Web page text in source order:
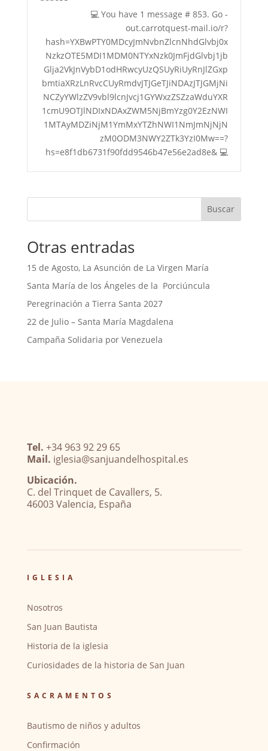
💻 You have 1 message # 853. Go -
out.carrotquest-mail.io/r?
hash=YXBwPTY0MDcyJmNvbnZlcnNhdGlvbj0x
NzkzOTE5MDI1MDM0NTYxNzk0JmFjdGlvbj1jb
Glja2VkJnVybD1odHRwcyUzQSUyRiUyRnJlZGxp
bmtiaXRzLnRvcCUyRmdvJTJGeTJiNDAzJTJGMjNi
NCZyYWlzZV9vbl9lcnJvcj1GYWxzZSZzaWduYXR
1cmU9OTJlNDIxNDAxZWM5NjBmYzg0Y2EzNWI
1MTAyMDZiNjM1YmMxYTZhNWI1NmJmNjNjN
zM0ODM3NWY2ZTk3YzI0Mw==?
hs=e8f1db6731f90fdd9546b47e56e2ad8e& 💻
Buscar
Otras entradas
15 de Agosto, La Asunción de La Virgen María
Santa María de los Ángeles de la Porciúncula
Peregrinación a Tierra Santa 2027
22 de Julio – Santa María Magdalena
Campaña Solidaria por Venezuela
Tel. +34 963 92 29 65
Mail. iglesia@sanjuandelhospital.es
Ubicación.
C. del Trinquet de Cavallers, 5.
46003 Valencia, España
IGLESIA
Nosotros
San Juan Bautista
Historia de la iglesia
Curiosidades de la historia de San Juan
SACRAMENTOS
Bautismo de niños y adultos
Confirmación